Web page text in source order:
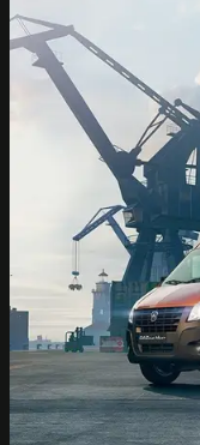
Showroom
Xưởng dịch
Hà Nội
ĐẠI LÝ GAZ
Quốc lộ 1A,
ĐẠI LÝ GAZ
2450 Quốc lộ
Chí Minh.